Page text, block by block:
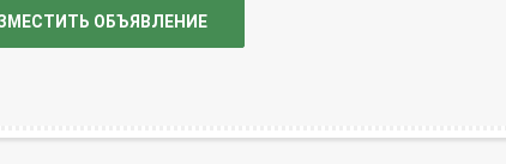
ОБЪЯВЛЕНИЕ